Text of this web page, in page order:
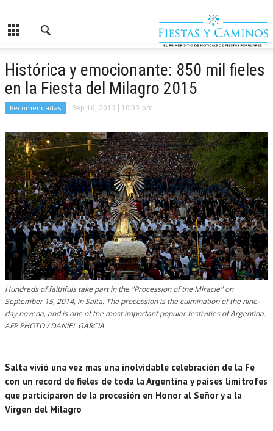
Histórica y emocionante: 850 mil fieles
en la Fiesta del Milagro 2015
Recomendadas Sep 16, 2015 | 10:33 pm
Hundreds of faithfuls take part in the "Procession of the Miracle" on
September 15, 2014, in Salta. The procession is the culmination of the nine-
day novena, and is one of the most important popular festivities of Argentina.
AFP PHOTO / DANIEL GARCIA
Salta vivió una vez mas una inolvidable celebración de la Fe
con un record de fieles de toda la Argentina y países limítrofes
que participaron de la procesión en Honor al Señor y a la
Virgen del Milagro